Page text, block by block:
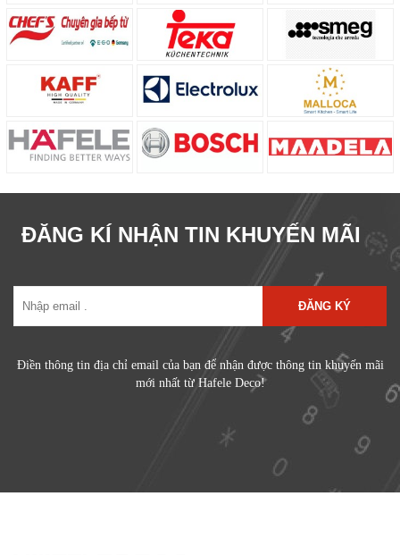
ĐĂNG KÍ NHẬN TIN KHUYẾN MÃI
ĐĂNG KÝ
Điền thông tin địa chỉ email của bạn để nhận được thông tin khuyến mãi
mới nhất từ Hafele Deco!